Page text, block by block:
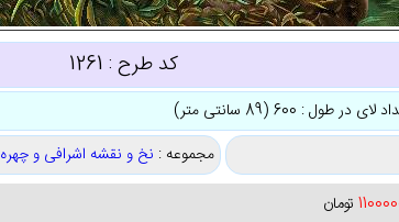
کد طرح : 1261
لای در طول : 600 (89 سانتی متر)
مجموعه : نخ و نقشه اشرافی و چهره
تومان